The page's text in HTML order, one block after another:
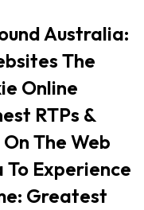
Australia:
The
Online
RTPs &
The Web
To Experience
Greatest